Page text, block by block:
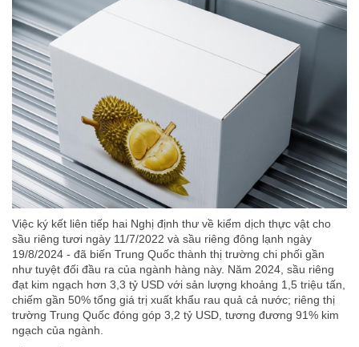
Việc ký kết liên tiếp hai Nghị định thư về kiểm dịch thực vật cho
sầu riêng tươi ngày 11/7/2022 và sầu riêng đông lạnh ngày
19/8/2024 - đã biến Trung Quốc thành thị trường chi phối gần
như tuyệt đối đầu ra của ngành hàng này. Năm 2024, sầu riêng
đạt kim ngạch hơn 3,3 tỷ USD với sản lượng khoảng 1,5 triệu tấn,
chiếm gần 50% tổng giá trị xuất khẩu rau quả cả nước; riêng thị
trường Trung Quốc đóng góp 3,2 tỷ USD, tương đương 91% kim
ngạch của ngành.